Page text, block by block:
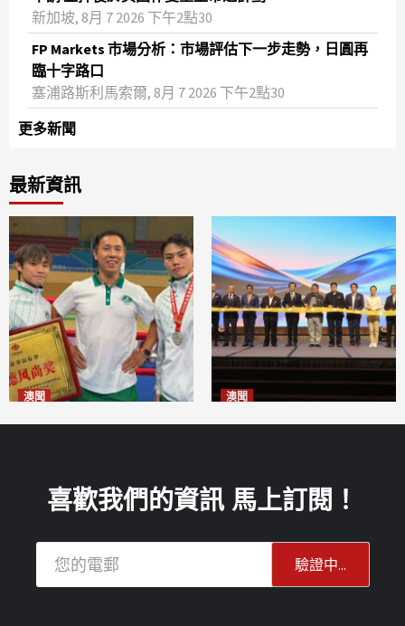
新加坡, 8月 7 2026 下午2點30
FP Markets 市場分析：市場評估下一步走勢，日圓再
臨十字路口
塞浦路斯利馬索爾, 8月 7 2026 下午2點30
更多新聞
最新資訊
澳聞 澳聞
喜歡我們的資訊 馬上訂閱！